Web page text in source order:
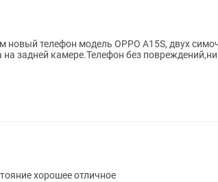
новый телефон модель OPPO A15S, двух
на задней камере.Телефон без
хорошее отличное